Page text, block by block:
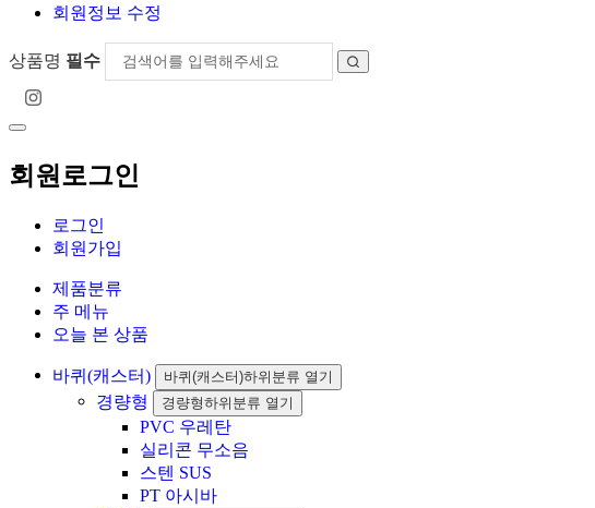
회원정보 수정
상품명 필수
회원로그인
로그인
회원가입
제품분류
주 메뉴
오늘 본 상품
바퀴(캐스터) 바퀴(캐스터)하위분류 열기
경량형 경량형하위분류 열기
PVC 우레탄
실리콘 무소음
스텐 SUS
PT 아시바